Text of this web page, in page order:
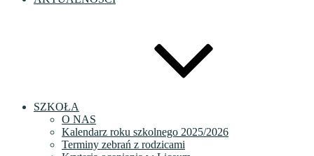
SZKOŁA
O NAS
Kalendarz roku szkolnego 2025/2026
Terminy zebrań z rodzicami